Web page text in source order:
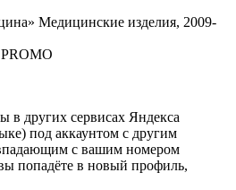
Медицинские изделия, 2009-
в других сервисах Яндекса
под аккаунтом с другим
с вашим номером
попадёте в новый профиль,